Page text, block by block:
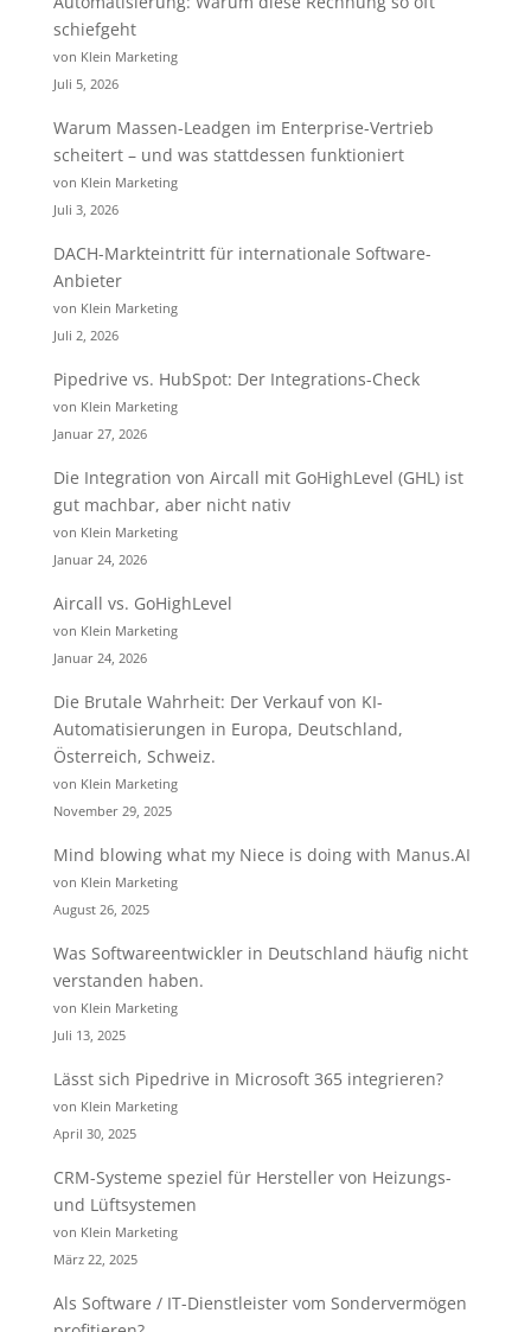
schiefgeht
von Klein Marketing
Juli 5, 2026
Warum Massen-Leadgen im Enterprise-Vertrieb
scheitert – und was stattdessen funktioniert
von Klein Marketing
Juli 3, 2026
DACH-Markteintritt für internationale Software-
Anbieter
von Klein Marketing
Juli 2, 2026
Pipedrive vs. HubSpot: Der Integrations-Check
von Klein Marketing
Januar 27, 2026
Die Integration von Aircall mit GoHighLevel (GHL) ist
gut machbar, aber nicht nativ
von Klein Marketing
Januar 24, 2026
Aircall vs. GoHighLevel
von Klein Marketing
Januar 24, 2026
Die Brutale Wahrheit: Der Verkauf von KI-
Automatisierungen in Europa, Deutschland,
Österreich, Schweiz.
von Klein Marketing
November 29, 2025
Mind blowing what my Niece is doing with Manus.AI
von Klein Marketing
August 26, 2025
Was Softwareentwickler in Deutschland häufig nicht
verstanden haben.
von Klein Marketing
Juli 13, 2025
Lässt sich Pipedrive in Microsoft 365 integrieren?
von Klein Marketing
April 30, 2025
CRM-Systeme speziel für Hersteller von Heizungs-
und Lüftsystemen
von Klein Marketing
März 22, 2025
Als Software / IT-Dienstleister vom Sondervermögen